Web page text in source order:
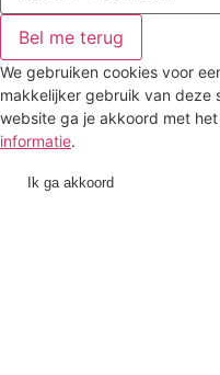
Bel me terug
We gebruiken cookies voor
makkelijker gebruik van deze
website ga je akkoord met
informatie.
Ik ga akkoord